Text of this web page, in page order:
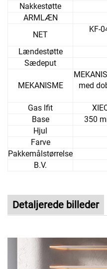
Nakkestøtte
ARMLÆN
NET
KF-
Lændestøtte
Sædeput
MEKANISME
med
Gas lfit
Base
350
Hjul
Farve
Pakkemålstørrelse
B.V.
Detaljerede billeder